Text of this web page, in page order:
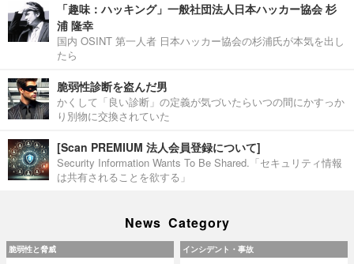
「趣味：ハッキング」一般社団法人日本ハッカー協会 杉
浦 隆幸
国内 OSINT 第一人者 日本ハッカー協会の杉浦氏が本気を出し
たら
脆弱性診断を盗んだ男
かくして「良い診断」の定義が気づいたらいつの間にかすっか
り別物に交換されていた
[Scan PREMIUM 法人会員登録について]
Security Information Wants To Be Shared.「セキュリティ情報
は共有されることを欲する」
News Category
脆弱性と脅威 インシデント・事故